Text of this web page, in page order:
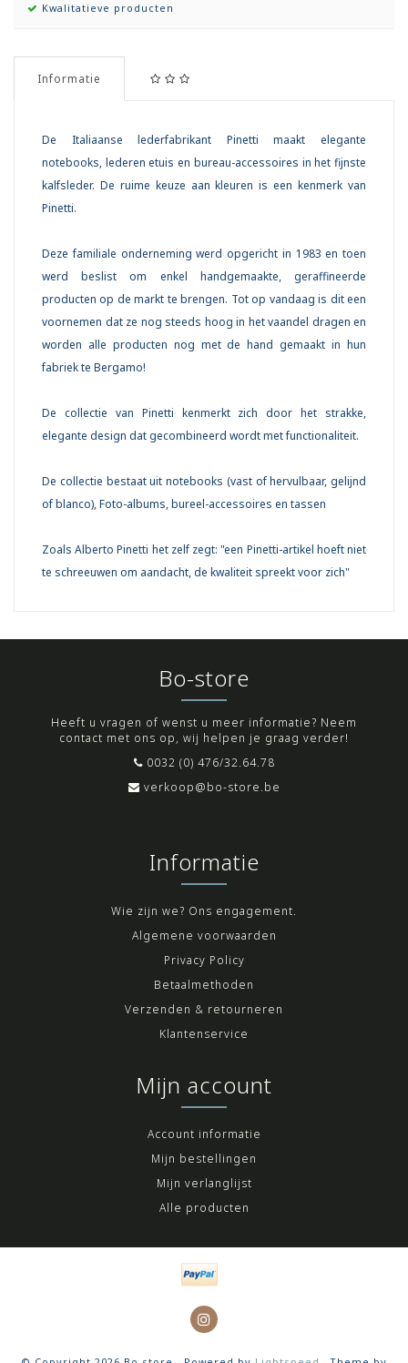
Kwalitatieve producten
Informatie
De Italiaanse lederfabrikant Pinetti maakt elegante
notebooks, lederen etuis en bureau-accessoires in het fijnste
kalfsleder. De ruime keuze aan kleuren is een kenmerk van
Pinetti.
Deze familiale onderneming werd opgericht in 1983 en toen
werd beslist om enkel handgemaakte, geraffineerde
producten op de markt te brengen. Tot op vandaag is dit een
voornemen dat ze nog steeds hoog in het vaandel dragen en
worden alle producten nog met de hand gemaakt in hun
fabriek te Bergamo!
De collectie van Pinetti kenmerkt zich door het strakke,
elegante design dat gecombineerd wordt met functionaliteit.
De collectie bestaat uit notebooks (vast of hervulbaar, gelijnd
of blanco), Foto-albums, bureel-accessoires en tassen
Zoals Alberto Pinetti het zelf zegt: "een Pinetti-artikel hoeft niet
te schreeuwen om aandacht, de kwaliteit spreekt voor zich"
Bo-store
Heeft u vragen of wenst u meer informatie? Neem
contact met ons op, wij helpen je graag verder!
0032 (0) 476/32.64.78
verkoop@bo-store.be
Informatie
Wie zijn we? Ons engagement.
Algemene voorwaarden
Privacy Policy
Betaalmethoden
Verzenden & retourneren
Klantenservice
Mijn account
Account informatie
Mijn bestellingen
Mijn verlanglijst
Alle producten